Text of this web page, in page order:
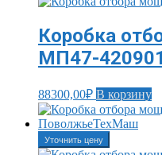
Коробка
МП47-
88300,00₽ В корзину
Уточнить цену